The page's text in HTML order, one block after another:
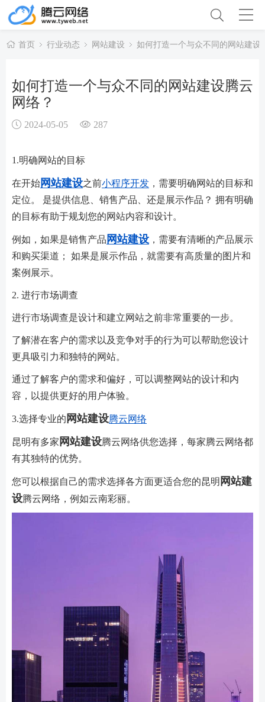
首页 行业动态 网站建设 如何打造一个与众不同的网站建设
如何打造一个与众不同的网站建设腾云
网络？
2024-05-05 287
1.明确网站的目标
在开始网站建设之前小程序开发 ，需要明确网站的目标和
定位。 是提供信息、销售产品、还是展示作品？ 拥有明确
的目标有助于规划您的网站内容和设计。
例如，如果是销售产品 网站建设 ，需要有清晰的产品展示
和购买渠道； 如果是展示作品，就需要有高质量的图片和
案例展示。
2. 进行市场调查
进行市场调查是设计和建立网站之前非常重要的一步。
了解潜在客户的需求以及竞争对手的行为可以帮助您设计
更具吸引力和独特的网站。
通过了解客户的需求和偏好，可以调整网站的设计和内
容，以提供更好的用户体验。
3.选择专业的 网站建设腾云网络
昆明有多家 网站建设腾云网络供您选择，每家腾云网络都
有其独特的优势。
您可以根据自己的需求选择各方面更适合您的昆明 网站建
设腾云网络，例如云南彩丽。